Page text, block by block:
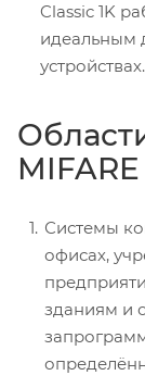
Classic 1K
идеальным
устройствах.
Системы
офисах,
зданиям и